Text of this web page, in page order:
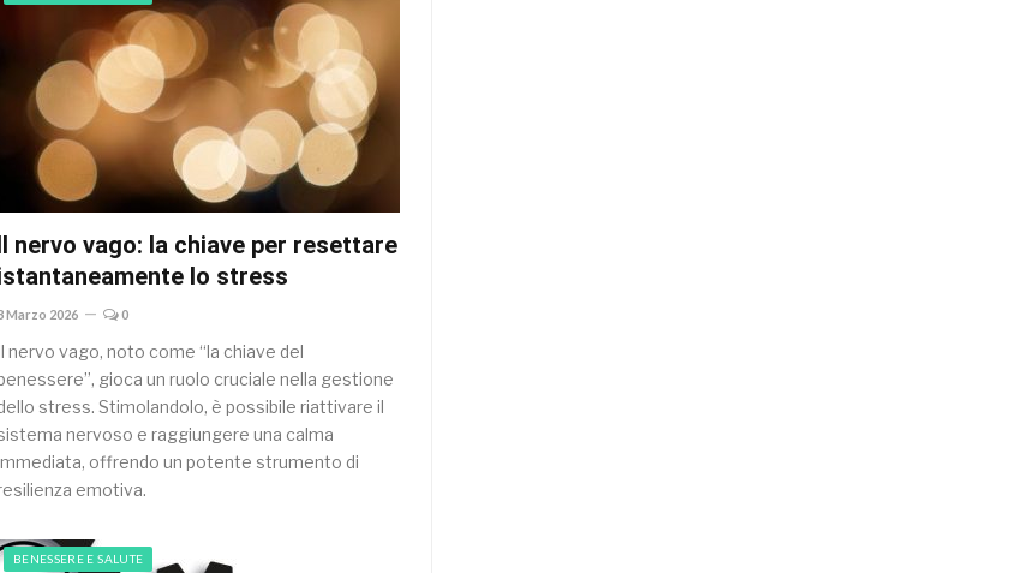
nervo vago: la chiave per resettare
lo stress
Marzo 2026 0
nervo vago, noto come “la chiave del
gioca un ruolo cruciale nella gestione
stress. Stimolandolo, è possibile riattivare il
nervoso e raggiungere una calma
offrendo un potente strumento di
emotiva.
BENESSERE E SALUTE